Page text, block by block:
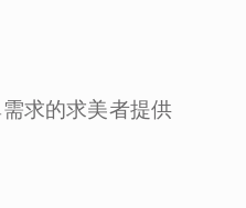
求的求美者提供